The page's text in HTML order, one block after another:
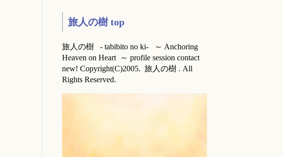
旅人の樹 top
旅人の樹 - tabibito no ki- ～ Anchoring
Heaven on Heart ～ profile session contact
new! Copyright(C)2005. 旅人の樹 . All
Rights Reserved.